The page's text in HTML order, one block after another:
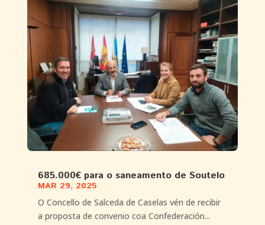
685.000€ para o saneamento de Soutelo
MAR 29, 2025
O Concello de Salceda de Caselas vén de recibir
a proposta de convenio coa Confederación...